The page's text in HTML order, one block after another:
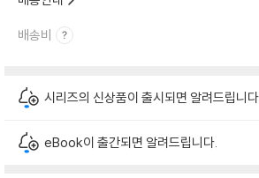
배송비
시리즈의 신상품이 출시되면 알려드립니
eBook이 출간되면 알려드립니다.